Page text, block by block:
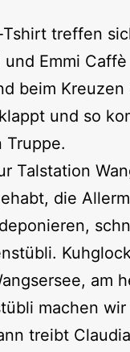
treffen
Emmi
beim
und so
Truppe.
Talstation
die
am
machen
treibt